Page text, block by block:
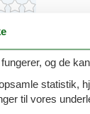
og de
statistik,
til vores